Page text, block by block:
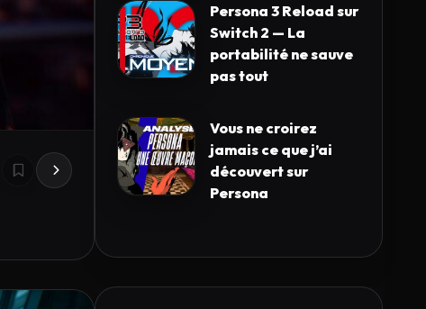
Persona 3 Reload sur
Switch 2 — La
portabilité ne sauve
pas tout
Vous ne croirez
jamais ce que j’ai
découvert sur
Persona